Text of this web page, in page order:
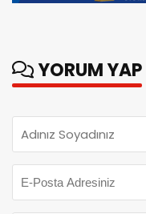
YORUM YAP